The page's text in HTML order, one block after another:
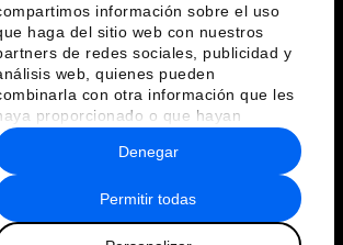
información sobre el uso
haga del sitio web con nuestros
de redes sociales, publicidad y
web, quienes pueden
con otra información que les
proporcionado o que hayan
a partir del uso que haya
de sus servicios.
Permitir todas
Denegar
de privacidad y normas de uso